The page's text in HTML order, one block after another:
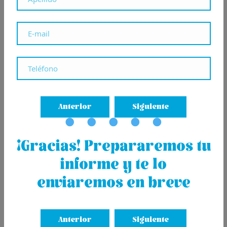
La disponibilidad de superficie comercial prime en
consultora Areizaga, en el eje comercial formado por las
solo están disponibles cuatro de ellos.
Anterior Siguiente
¡Gracias! Prepararemos tu
informe y te lo
enviaremos en breve
Anterior Siguiente